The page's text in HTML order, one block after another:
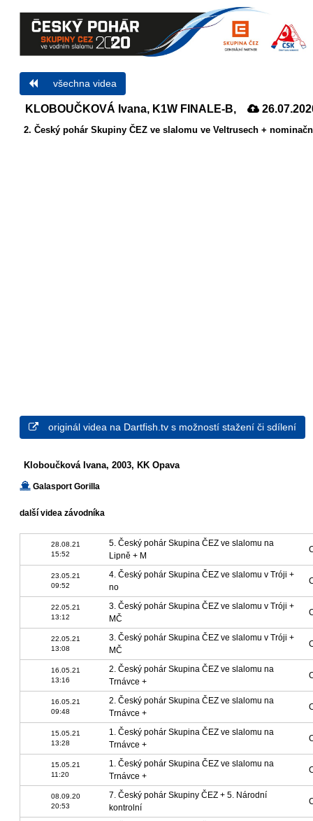
všechna videa
KLOBOUČKOVÁ Ivana, K1W FINALE-B,
2. Český pohár Skupiny ČEZ ve slalomu ve Veltrusech +
originál videa na Dartfish.tv s možností stažení či sdílení
Kloboučková Ivana, 2003, KK Opava
Galasport Gorilla
další videa závodníka
28.08.21
15:52
5. Český pohár Skupina ČEZ ve slalomu na
Lipně + M
23.05.21
09:52
4. Český pohár Skupina ČEZ ve slalomu v Tróji +
no
22.05.21
13:12
3. Český pohár Skupina ČEZ ve slalomu v Tróji +
MČ
22.05.21
13:08
3. Český pohár Skupina ČEZ ve slalomu v Tróji +
MČ
16.05.21
13:16
2. Český pohár Skupina ČEZ ve slalomu na
Trnávce +
16.05.21
09:48
2. Český pohár Skupina ČEZ ve slalomu na
Trnávce +
15.05.21
13:28
1. Český pohár Skupina ČEZ ve slalomu na
Trnávce +
15.05.21
11:20
1. Český pohár Skupina ČEZ ve slalomu na
Trnávce +
08.09.20
20:53
7. Český pohár Skupiny ČEZ + 5. Národní
kontrolní